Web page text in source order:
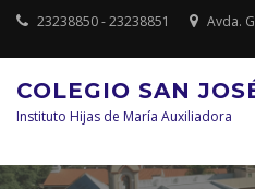
23238850 - 23238851 Avda.
COLEGIO SAN
Instituto Hijas de María Auxiliadora